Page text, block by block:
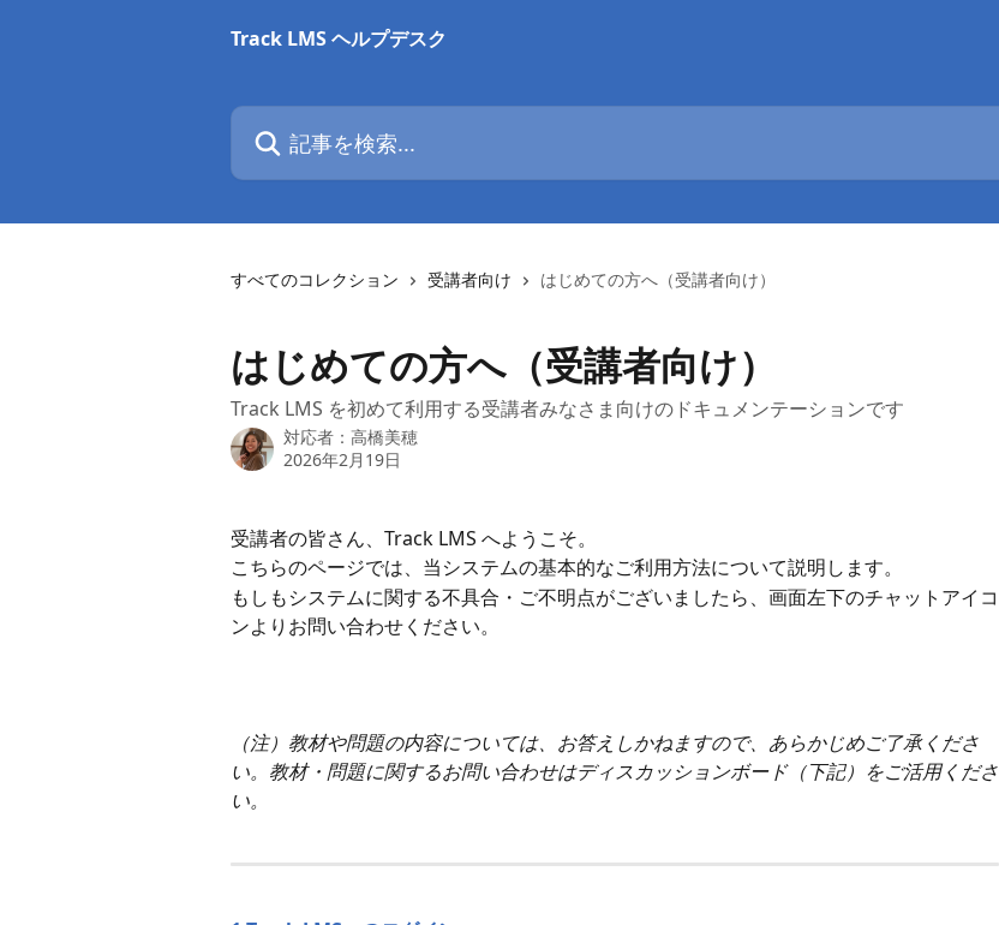
Track LMS ヘルプデスク
記事を検索...
すべてのコレクション 受講者向け はじめての方へ（受講者向け）
はじめての方へ（受講者向け）
Track LMS を初めて利用する受講者みなさま向けのドキュメンテーションです
対応者： 高橋美穂
2026年2月19日
受講者の皆さん、Track LMS へようこそ。
こちらのページでは、当システムの基本的なご利用方法について説明します。
もしもシステムに関する不具合・ご不明点がございましたら、画面左下のチャットアイコ
ンよりお問い合わせください。
（注）教材や問題の内容については、お答えしかねますので、あらかじめご了承くださ
い。教材・問題に関するお問い合わせはディスカッションボード（下記）をご活用くださ
い。